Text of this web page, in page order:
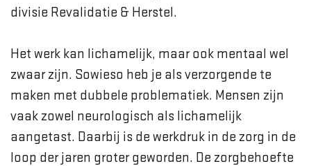
divisie Revalidatie & Herstel.
Het werk kan lichamelijk, maar ook mentaal wel
zwaar zijn. Sowieso heb je als verzorgende te
maken met dubbele problematiek. Mensen zijn
vaak zowel neurologisch als lichamelijk
aangetast. Daarbij is de werkdruk in de zorg in de
loop der jaren groter geworden. De zorgbehoefte